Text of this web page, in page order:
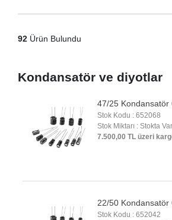
92 Ürün Bulundu
Kondansatör ve diyotlar
47/25 Kondansatör
Stok Kodu : 652068
Stok Miktarı : Stokta Var
7.500,00 TL üzeri
22/50 Kondansatör
Stok Kodu : 652042